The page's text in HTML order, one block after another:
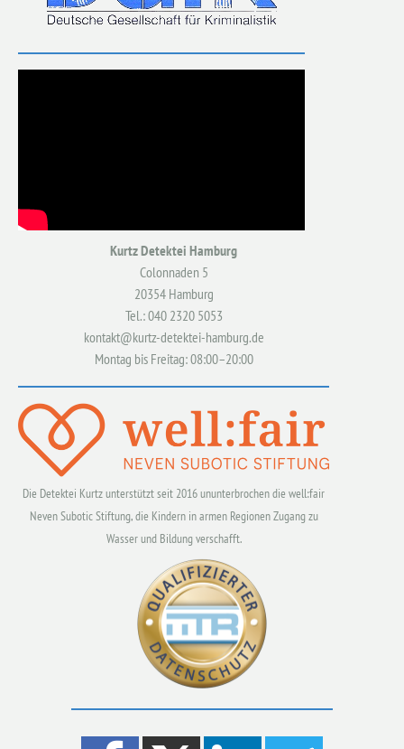
Kurtz Detektei Hamburg
Colonnaden 5
20354 Hamburg
Tel.: 040 2320 5053
kontakt@kurtz-detektei-hamburg.de
Montag bis Freitag: 08:00–20:00
Die Detektei Kurtz unterstützt seit 2016 ununterbrochen die well:fair
Neven Subotic Stiftung, die Kindern in armen Regionen Zugang zu
Wasser und Bildung verschafft.